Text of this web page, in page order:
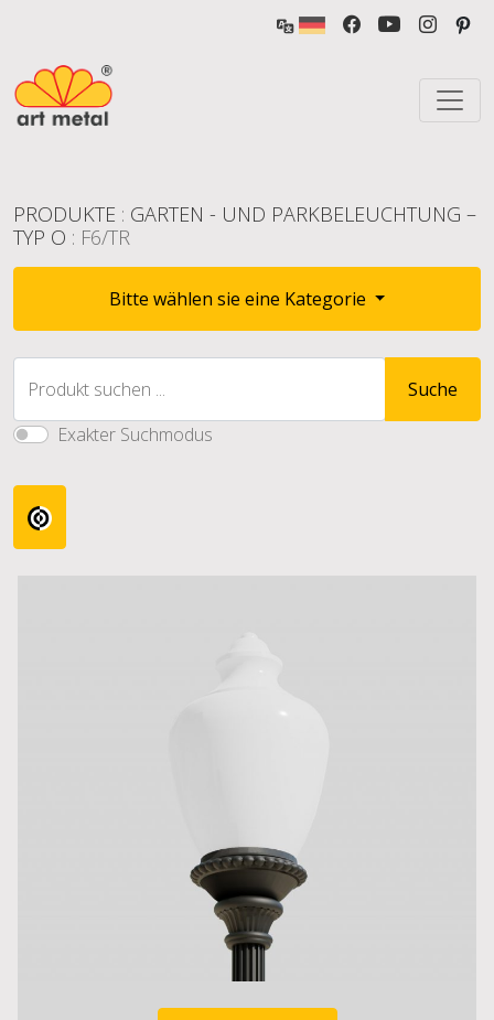
PRODUKTE : GARTEN - UND PARKBELEUCHTUNG –
TYP O : F6/TR
Bitte wählen sie eine Kategorie
Produkt suchen ...
Suche
Exakter Suchmodus